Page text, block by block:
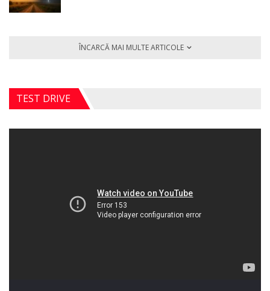
ÎNCARCĂ MAI MULTE ARTICOLE
TEST DRIVE